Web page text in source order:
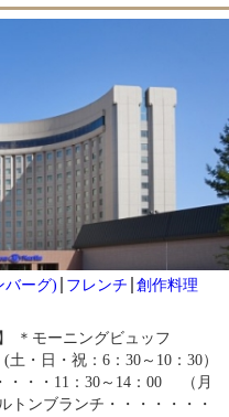
バーグ) フレンチ 創作料理
＊モーニングビュッフ
・日・祝：6：30～10：30）
・・・11：30～14：00 （月
トンブランチ・・・・・・・